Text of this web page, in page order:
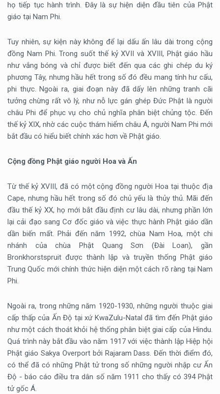
họ tiếp tục hành trình. Đây là sự hiện diện đầu tiên của Phật
giáo tại Nam Phi.
Tuy nhiên, sự kiện này không để lại dấu ấn lâu dài trong cộng
đồng Nam Phi. Trong suốt thế kỷ XVII và XVIII, Phật giáo hầu
như vắng bóng và chỉ được biết đến qua các ghi chép du ký
phương Tây, nhưng hầu hết trong số đó đều mang tính hư cấu,
phi thực. Ngoài ra, giai đoạn này đã dấy lên những tranh cãi
tưởng chừng rất vô lý, như nỗ lực gán ghép Đức Phật là người
châu Phi để phục vụ cho chủ nghĩa phân biệt chủng tộc. Đến
thế kỷ XIX, nhờ các cuộc thám hiểm châu Á, người Nam Phi mới
bắt đầu có hiểu biết chính xác hơn về Phật giáo.
Cộng đồng Phật giáo người Hoa và Ấn
Từ thế kỷ XVIII, đã có một cộng đồng người Hoa tại thuộc địa
Cape, nhưng hầu hết trong số đó chủ yếu là thủy thủ. Mãi đến
đầu thế kỷ XX, họ mới bắt đầu định cư lâu dài, nhưng phần lớn
lại cải đạo sang Cơ đốc giáo và việc thực hành Phật giáo dần
dần biến mất. Phải đến năm 1992, chùa Nam Hoa, một chi
nhánh của chùa Phật Quang Sơn (Đài Loan), gần
Bronkhorstspruit được thành lập và truyền thống Phật giáo
Trung Quốc mới chính thức hiện diện một cách rõ ràng tại Nam
Phi.
Ngoài ra, trong những năm 1920-1930, những người thuộc giai
cấp thấp của Ấn Độ tại xứ KwaZulu-Natal đã tìm đến Phật giáo
như một cách thoát khỏi hệ thống phân biệt giai cấp của Hindu.
Quá trình này bắt đầu vào năm 1917 với việc thành lập Hiệp hội
Phật giáo Sakya Overport bởi Rajaram Dass. Đến thời điểm đó,
có thể đã có những Phật tử trong số những người nhập cư Ấn
Độ - báo cáo điều tra dân số năm 1911 cho thấy có 394 Phật
tử gốc Á.